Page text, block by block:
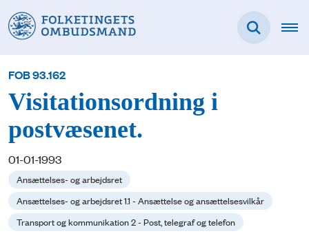
FOB 93.162
Visitationsordning i
postvæsenet.
01-01-1993
Ansættelses- og arbejdsret
Ansættelses- og arbejdsret 1.1 - Ansættelse og ansættelsesvilkår
Transport og kommunikation 2 - Post, telegraf og telefon